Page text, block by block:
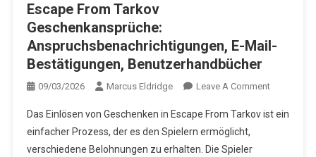
Escape From Tarkov
Geschenkansprüche:
Anspruchsbenachrichtigungen, E-Mail-
Bestätigungen, Benutzerhandbücher
09/03/2026 Marcus Eldridge Leave A CommentOn
From
Das Einlösen von Geschenken in Escape From Tarkov ist ein
einfacher Prozess, der es den Spielern ermöglicht,
verschiedene Belohnungen zu erhalten. Die Spieler